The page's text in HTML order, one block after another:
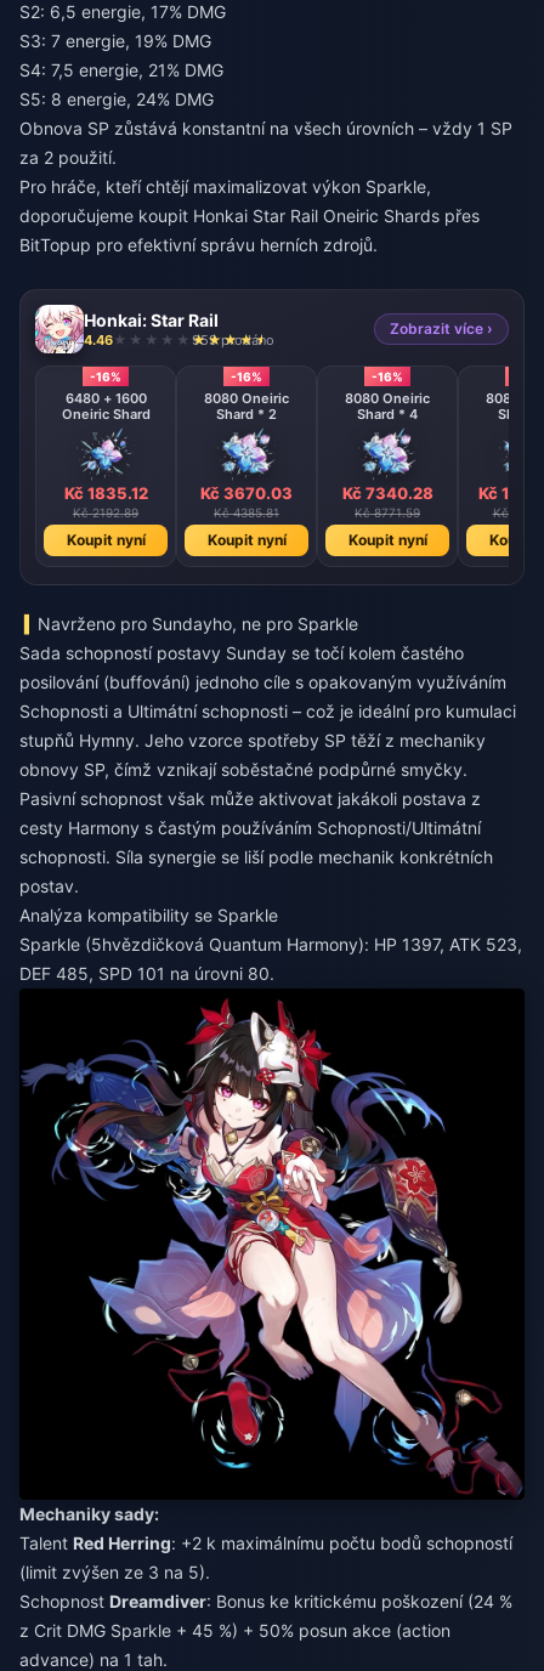
S2: 6,5 energie, 17% DMG
S3: 7 energie, 19% DMG
S4: 7,5 energie, 21% DMG
S5: 8 energie, 24% DMG
Obnova SP zůstává konstantní na všech úrovních – vždy 1 SP
za 2 použití.
Pro hráče, kteří chtějí maximalizovat výkon Sparkle,
doporučujeme koupit Honkai Star Rail Oneiric Shards přes
BitTopup pro efektivní správu herních zdrojů.
Honkai: Star Rail
4.46 959 prodáno
Zobrazit více ›
-16%
6480 + 1600
Oneiric Shard
Kč 1835.12
Kč 2192.89
Koupit nyní
-16%
8080 Oneiric
Shard * 2
Kč 3670.03
Kč 4385.81
Koupit nyní
-16%
8080 Oneiric
Shard * 4
Kč 7340.28
Kč 8771.59
Koupit nyní
8080
Shard
Kč
Kč
Koupit
Navrženo pro Sundayho, ne pro Sparkle
Sada schopností postavy Sunday se točí kolem častého
posilování (buffování) jednoho cíle s opakovaným využíváním
Schopnosti a Ultimátní schopnosti – což je ideální pro kumulaci
stupňů Hymny. Jeho vzorce spotřeby SP těží z mechaniky
obnovy SP, čímž vznikají soběstačné podpůrné smyčky.
Pasivní schopnost však může aktivovat jakákoli postava z
cesty Harmony s častým používáním Schopnosti/Ultimátní
schopnosti. Síla synergie se liší podle mechanik konkrétních
postav.
Analýza kompatibility se Sparkle
Sparkle (5hvězdičková Quantum Harmony): HP 1397, ATK 523,
DEF 485, SPD 101 na úrovni 80.
Mechaniky sady:
Talent Red Herring: +2 k maximálnímu počtu bodů schopností
(limit zvýšen ze 3 na 5).
Schopnost Dreamdiver: Bonus ke kritickému poškození (24 %
z Crit DMG Sparkle + 45 %) + 50% posun akce (action
advance) na 1 tah.